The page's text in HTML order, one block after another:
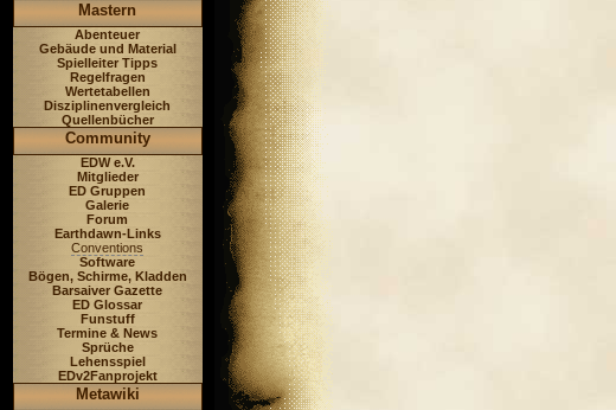
Mastern
Abenteuer
Gebäude und Material
Spielleiter Tipps
Regelfragen
Wertetabellen
Disziplinenvergleich
Quellenbücher
Community
EDW e.V.
Mitglieder
ED Gruppen
Galerie
Forum
Earthdawn-Links
Conventions
Software
Bögen, Schirme, Kladden
Barsaiver Gazette
ED Glossar
Funstuff
Termine & News
Sprüche
Lehensspiel
EDv2Fanprojekt
Metawiki